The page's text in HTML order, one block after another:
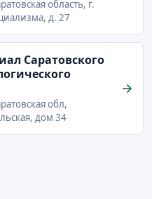
область, г.
д. 27
Саратовского
обл,
дом 34